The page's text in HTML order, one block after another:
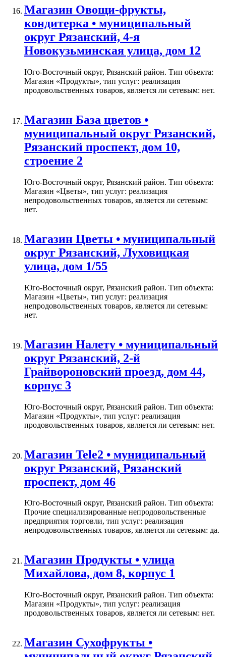
Магазин Овощи-фрукты,
кондитерка • муниципальный
округ Рязанский, 4-я
Новокузьминская улица, дом 12
Юго-Восточный округ, Рязанский район. Тип объекта:
Магазин «Продукты», тип услуг: реализация
продовольственных товаров, является ли сетевым: нет.
Магазин База цветов •
муниципальный округ Рязанский,
Рязанский проспект, дом 10,
строение 2
Юго-Восточный округ, Рязанский район. Тип объекта:
Магазин «Цветы», тип услуг: реализация
непродовольственных товаров, является ли сетевым:
нет.
Магазин Цветы • муниципальный
округ Рязанский, Луховицкая
улица, дом 1/55
Юго-Восточный округ, Рязанский район. Тип объекта:
Магазин «Цветы», тип услуг: реализация
непродовольственных товаров, является ли сетевым:
нет.
Магазин Налету • муниципальный
округ Рязанский, 2-й
Грайвороновский проезд, дом 44,
корпус 3
Юго-Восточный округ, Рязанский район. Тип объекта:
Магазин «Продукты», тип услуг: реализация
продовольственных товаров, является ли сетевым: нет.
Магазин Tele2 • муниципальный
округ Рязанский, Рязанский
проспект, дом 46
Юго-Восточный округ, Рязанский район. Тип объекта:
Прочие специализированные непродовольственные
предприятия торговли, тип услуг: реализация
непродовольственных товаров, является ли сетевым: да.
Магазин Продукты • улица
Михайлова, дом 8, корпус 1
Юго-Восточный округ, Рязанский район. Тип объекта:
Магазин «Продукты», тип услуг: реализация
продовольственных товаров, является ли сетевым: нет.
Магазин Сухофрукты •